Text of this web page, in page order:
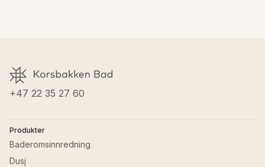
+47 22 35 27 60
Produkter
Baderomsinnredning
Dusj